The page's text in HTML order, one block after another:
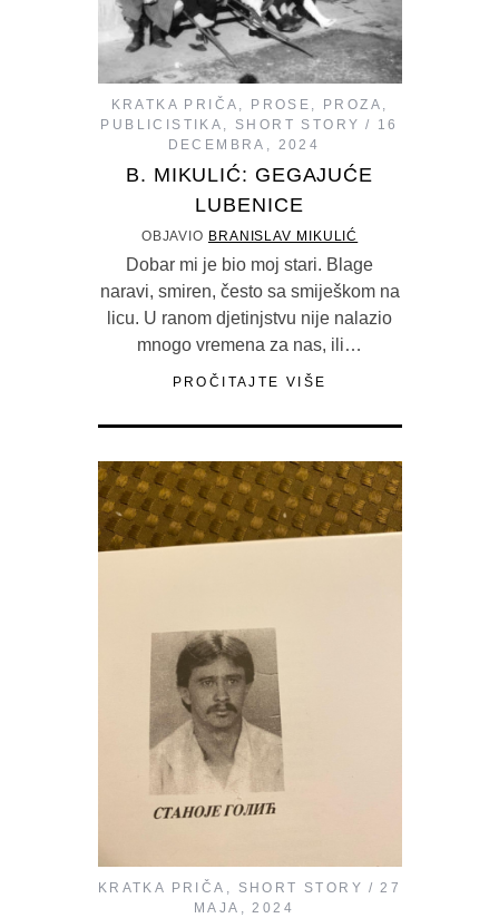
KRATKA PRIČA , PROSE , PROZA ,
PUBLICISTIKA , SHORT STORY
16
DECEMBRA, 2024
B. MIKULIĆ: GEGAJUĆE
LUBENICE
OBJAVIO BRANISLAV MIKULIĆ
Dobar mi je bio moj stari. Blage
naravi, smiren, često sa smiješkom na
licu. U ranom djetinjstvu nije nalazio
mnogo vremena za nas, ili…
PROČITAJTE VIŠE
KRATKA PRIČA , SHORT STORY
27
MAJA, 2024